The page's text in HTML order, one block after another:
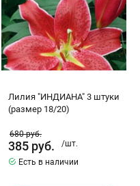
Лилия "ИНДИАНА" 3 штуки
(размер 18/20)
680руб.
385 руб.
/шт.
Есть в наличии